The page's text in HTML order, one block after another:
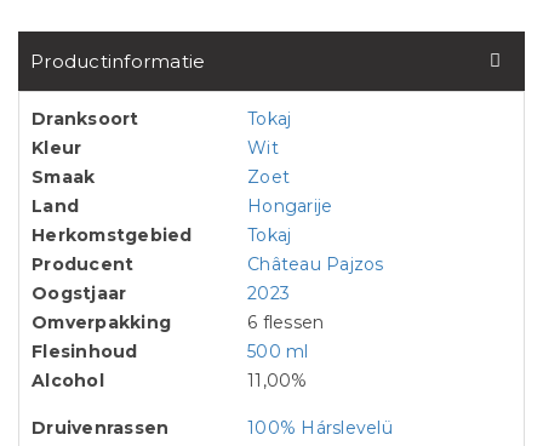
Productinformatie
Dranksoort
Tokaj
Kleur
Wit
Smaak
Zoet
Land
Hongarije
Herkomstgebied
Tokaj
Producent
Château Pajzos
Oogstjaar
2023
Omverpakking
6 flessen
Flesinhoud
500 ml
Alcohol
11,00%
Druivenrassen
100% Hárslevelü